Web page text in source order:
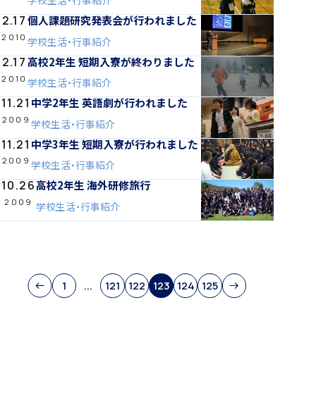
2.17
2010
個人課題研究発表会が行われました
学校生活・行事紹介
2.17
2010
高校2年生 短期入寮が終わりました
学校生活・行事紹介
11.21
2009
中学2年生 英語劇が行われました
学校生活・行事紹介
11.21
2009
中学3年生 短期入寮が行われました
学校生活・行事紹介
10.26
2009
高校2年生 海外研修旅行
学校生活・行事紹介
1 ... 121 122 123 124 125
アカデミアクラス（AC）
国際バカロレア（IB）クラス
閉じる